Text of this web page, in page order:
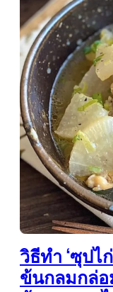
วิธีทำ ‘ซุปไ
ข้นกลมกล่